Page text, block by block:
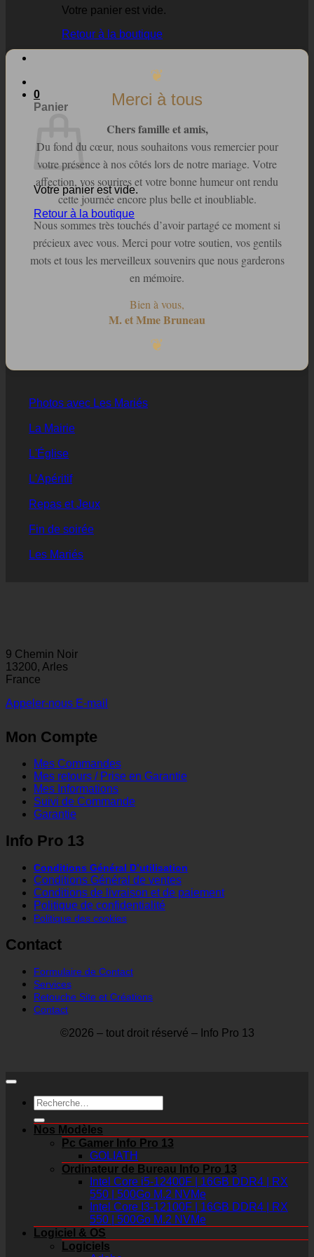
Votre panier est vide.
Retour à la boutique
0
Panier
Votre panier est vide.
Retour à la boutique
❦
Merci à tous
Chers famille et amis,
Du fond du cœur, nous souhaitons vous remercier pour
votre présence à nos côtés lors de notre mariage. Votre
affection, vos sourires et votre bonne humeur ont rendu
cette journée encore plus belle et inoubliable.
Nous sommes très touchés d’avoir partagé ce moment si
précieux avec vous. Merci pour votre soutien, vos gentils
mots et tous les merveilleux souvenirs que nous garderons
en mémoire.
Bien à vous,
M. et Mme Bruneau
❦
Photos avec Les Mariés
La Mairie
L'Église
L'Apéritif
Repas et Jeux
Fin de soirée
Les Mariés
9 Chemin Noir
13200, Arles
France
Appeler-nous E-mail
Mon Compte
Mes Commandes
Mes retours / Prise en Garantie
Mes Informations
Suivi de Commande
Garantie
Info Pro 13
Conditions Général D’utilisation
Conditions Général de ventes
Conditions de livraison et de paiement
Politique de confidentialité
Politique des cookies
Contact
Formulaire de Contact
Services
Retouche Site et Créations
Contact
©2026 – tout droit réservé – Info Pro 13
Recherche
pour :
Nos Modèles
Pc Gamer Info Pro 13
GOLIATH
Ordinateur de Bureau Info Pro 13
Intel Core i5-12400F | 16GB DDR4 | RX
550 | 500Go M.2 NVMe
Intel Core I3-12100F | 16GB DDR4 | RX
550 | 500Go M.2 NVMe
Logiciel & OS
Logiciels